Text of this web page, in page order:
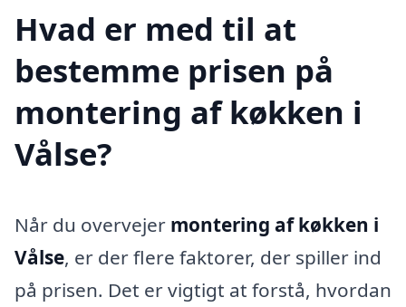
Hvad er med til at
bestemme prisen på
montering af køkken i
Vålse?
Når du overvejer montering af køkken i
Vålse, er der flere faktorer, der spiller ind
på prisen. Det er vigtigt at forstå, hvordan